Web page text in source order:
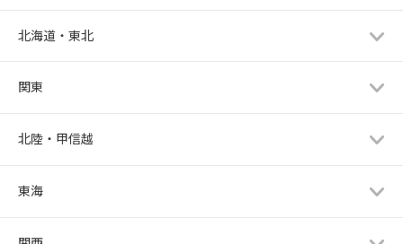
北海道・東北
関東
北陸・甲信越
東海